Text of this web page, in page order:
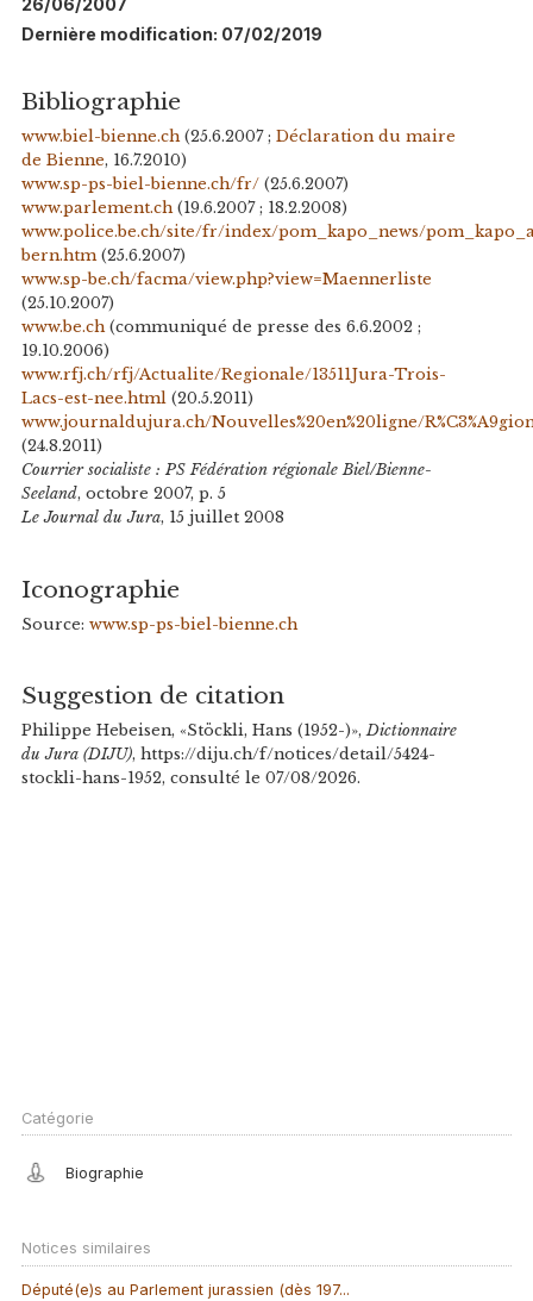
Dernière modification: 07/02/2019
Bibliographie
www.biel-bienne.ch(25.6.2007 ; Déclaration du maire
de Bienne, 16.7.2010)
www.sp-ps-biel-bienne.ch/fr/(25.6.2007)
www.parlement.ch(19.6.2007 ; 18.2.2008)
www.police.be.ch/site/fr/index/pom_kapo_news/
bern.htm(25.6.2007)
www.sp-be.ch/facma/view.php?view=Maennerliste
(25.10.2007)
www.be.ch(communiqué de presse des 6.6.2002 ;
19.10.2006)
www.rfj.ch/rfj/Actualite/Regionale/13511Jura-Trois-
Lacs-est-nee.html(20.5.2011)
www.journaldujura.ch/Nouvelles%20en%20ligne/
(24.8.2011)
Courrier socialiste : PS Fédération régionale Biel/Bienne-
Seeland, octobre 2007, p. 5
Le Journal du Jura, 15 juillet 2008
Iconographie
Source: www.sp-ps-biel-bienne.ch
Suggestion de citation
Philippe Hebeisen, «Stöckli, Hans (1952-)»,Dictionnaire
du Jura (DIJU), https://diju.ch/f/notices/detail/5424-
stockli-hans-1952, consulté le 07/08/2026.
Catégorie
Biographie
Notices similaires
Député(e)s au Parlement jurassien (dès 197...